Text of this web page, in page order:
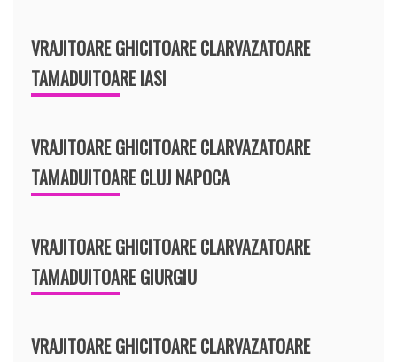
VRAJITOARE GHICITOARE CLARVAZATOARE
TAMADUITOARE IASI
VRAJITOARE GHICITOARE CLARVAZATOARE
TAMADUITOARE CLUJ NAPOCA
VRAJITOARE GHICITOARE CLARVAZATOARE
TAMADUITOARE GIURGIU
VRAJITOARE GHICITOARE CLARVAZATOARE